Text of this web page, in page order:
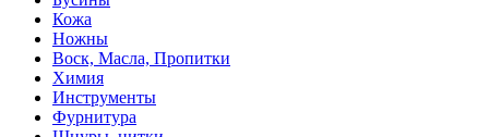
Кожа
Ножны
Воск, Масла, Пропитки
Химия
Инструменты
Фурнитура